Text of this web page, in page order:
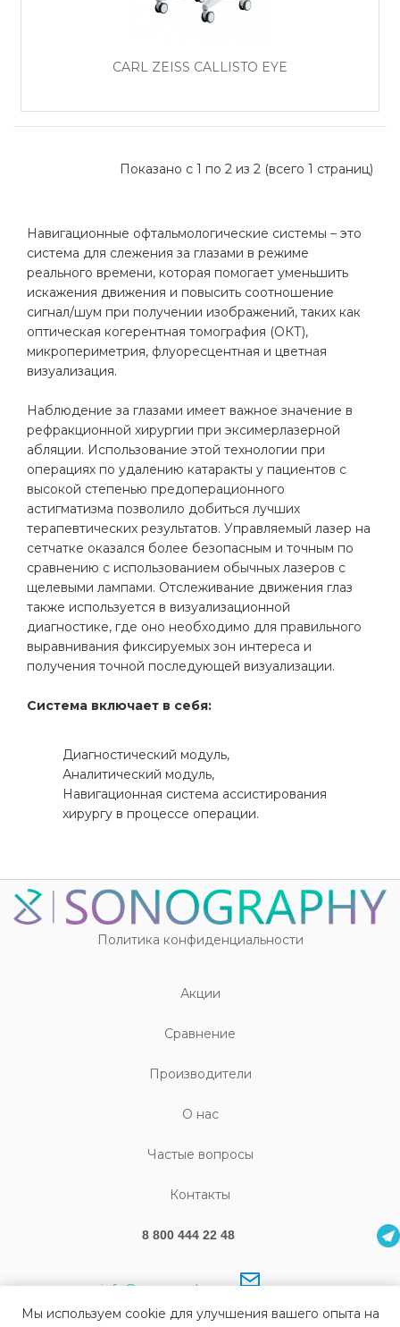
CARL ZEISS CALLISTO EYE
Показано с 1 по 2 из 2 (всего 1 страниц)
Навигационные офтальмологические системы – это
система для слежения за глазами в режиме
реального времени, которая помогает уменьшить
искажения движения и повысить соотношение
сигнал/шум при получении изображений, таких как
оптическая когерентная томография (ОКТ),
микропериметрия, флуоресцентная и цветная
визуализация.
Наблюдение за глазами имеет важное значение в
рефракционной хирургии при эксимерлазерной
абляции. Использование этой технологии при
операциях по удалению катаракты у пациентов с
высокой степенью предоперационного
астигматизма позволило добиться лучших
терапевтических результатов. Управляемый лазер на
сетчатке оказался более безопасным и точным по
сравнению с использованием обычных лазеров с
щелевыми лампами. Отслеживание движения глаз
также используется в визуализационной
диагностике, где оно необходимо для правильного
выравнивания фиксируемых зон интереса и
получения точной последующей визуализации.
Система включает в себя:
Диагностический модуль,
Аналитический модуль,
Навигационная система ассистирования
хирургу в процессе операции.
Политика конфиденциальности
Акции
Cравнение
Производители
О нас
Частые вопросы
Контакты
8 800 444 22 48
info@sonography.ru
Мы используем cookie для улучшения вашего опыта на